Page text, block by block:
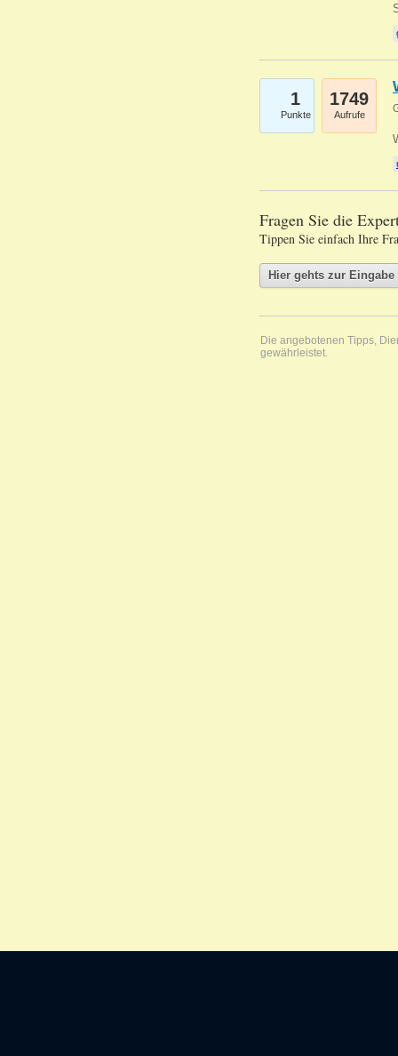
1
Punkte
1749
Aufrufe
Fragen Sie die
Tippen Sie einfach Ihre
Die angebotenen Tipps,
gewährleistet.